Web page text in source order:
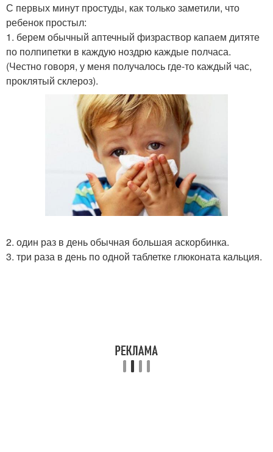
С первых минут простуды, как только заметили, что
ребенок простыл:
1. берем обычный аптечный физраствор капаем дитяте
по полпипетки в каждую ноздрю каждые полчаса.
(Честно говоря, у меня получалось где-то каждый час,
проклятый склероз).
2. один раз в день обычная большая аскорбинка.
3. три раза в день по одной таблетке глюконата кальция.